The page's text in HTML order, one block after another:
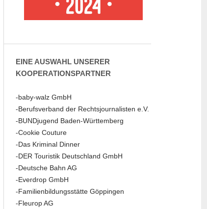
EINE AUSWAHL UNSERER
KOOPERATIONSPARTNER
-baby-walz GmbH
-Berufsverband der Rechtsjournalisten e.V.
-BUNDjugend Baden-Württemberg
-Cookie Couture
-Das Kriminal Dinner
-DER Touristik Deutschland GmbH
-Deutsche Bahn AG
-Everdrop GmbH
-Familienbildungsstätte Göppingen
-Fleurop AG